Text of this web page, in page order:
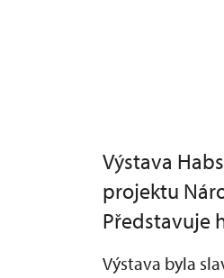
Výstava
projektu
Představuje
Výstava byla